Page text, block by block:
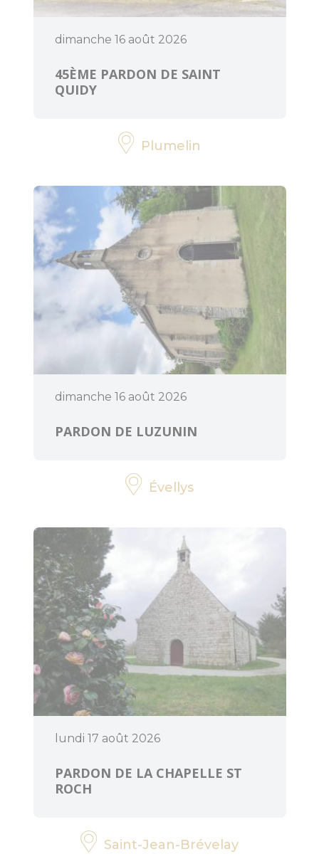
ART ET
CULTURE
Expressions
dimanche 16 août 2026
45ÈME PARDON DE SAINT
QUIDY
Plumelin
dimanche 16 août 2026
PARDON DE LUZUNIN
Évellys
lundi 17 août 2026
PARDON DE LA CHAPELLE ST
ROCH
Saint-Jean-Brévelay